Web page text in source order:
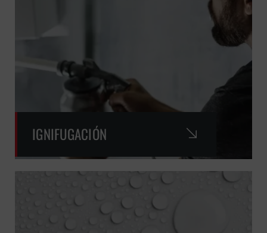
IGNIFUGACIÓN